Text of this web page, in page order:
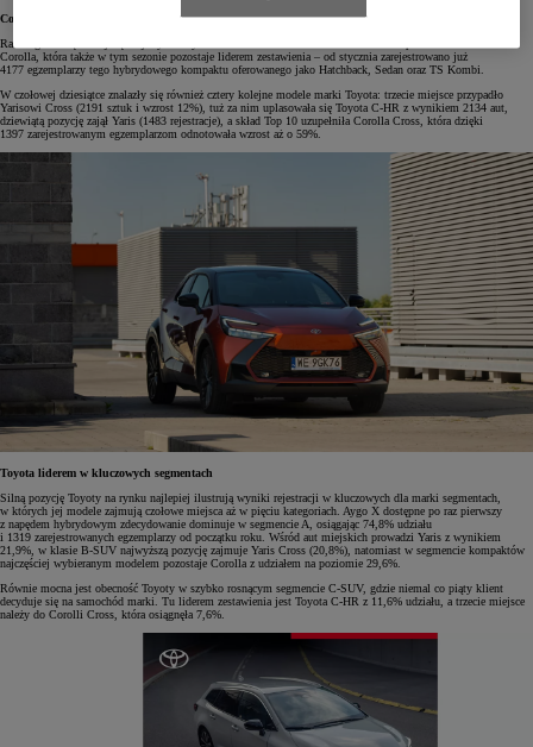
Corolla na czele
Ranking dziesięciu najchętniej wybieranych samochodów w Polsce od 2021 roku nieprzerwanie otwiera
Corolla, która także w tym sezonie pozostaje liderem zestawienia – od stycznia zarejestrowano już
4177 egzemplarzy tego hybrydowego kompaktu oferowanego jako Hatchback, Sedan oraz TS Kombi.
W czołowej dziesiątce znalazły się również cztery kolejne modele marki Toyota: trzecie miejsce przypadło
Yarisowi Cross (2191 sztuk i wzrost 12%), tuż za nim uplasowała się Toyota C-HR z wynikiem 2134 aut,
dziewiątą pozycję zajął Yaris (1483 rejestracje), a skład Top 10 uzupełniła Corolla Cross, która dzięki
1397 zarejestrowanym egzemplarzom odnotowała wzrost aż o 59%.
Toyota liderem w kluczowych segmentach
Silną pozycję Toyoty na rynku najlepiej ilustrują wyniki rejestracji w kluczowych dla marki segmentach,
w których jej modele zajmują czołowe miejsca aż w pięciu kategoriach. Aygo X dostępne po raz pierwszy
z napędem hybrydowym zdecydowanie dominuje w segmencie A, osiągając 74,8% udziału
i 1319 zarejestrowanych egzemplarzy od początku roku. Wśród aut miejskich prowadzi Yaris z wynikiem
21,9%, w klasie B-SUV najwyższą pozycję zajmuje Yaris Cross (20,8%), natomiast w segmencie kompaktów
najczęściej wybieranym modelem pozostaje Corolla z udziałem na poziomie 29,6%.
Równie mocna jest obecność Toyoty w szybko rosnącym segmencie C-SUV, gdzie niemal co piąty klient
decyduje się na samochód marki. Tu liderem zestawienia jest Toyota C-HR z 11,6% udziału, a trzecie miejsce
należy do Corolli Cross, która osiągnęła 7,6%.